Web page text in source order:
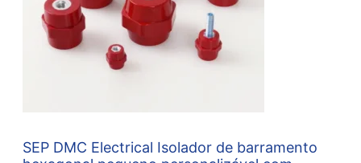
SEP DMC Electrical Isolador de barramento